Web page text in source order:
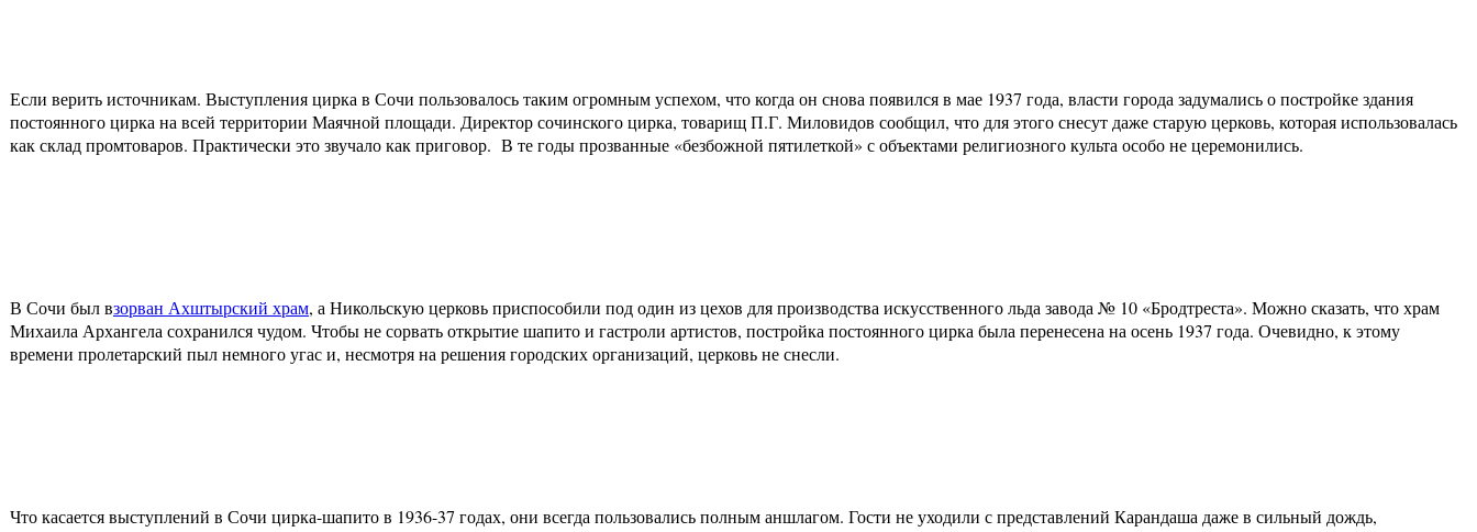
Если верить источникам. Выступления цирка в Сочи пользовалось таким огромным успехом, что когда он снова появился в мае 1937 года, власти города задумались о постройке здания
постоянного цирка на всей территории Маячной площади. Директор сочинского цирка, товарищ П.Г. Миловидов сообщил, что для этого снесут даже старую церковь, которая использовалась
как склад промтоваров. Практически это звучало как приговор. В те годы прозванные «безбожной пятилеткой» с объектами религиозного культа особо не церемонились.
В Сочи был взорван Ахштырский храм, а Никольскую церковь приспособили под один из цехов для производства искусственного льда завода № 10 «Бродтреста». Можно сказать, что храм
Михаила Архангела сохранился чудом. Чтобы не сорвать открытие шапито и гастроли артистов, постройка постоянного цирка была перенесена на осень 1937 года. Очевидно, к этому
времени пролетарский пыл немного угас и, несмотря на решения городских организаций, церковь не снесли.
Что касается выступлений в Сочи цирка-шапито в 1936-37 годах, они всегда пользовались полным аншлагом. Гости не уходили с представлений Карандаша даже в сильный дождь,